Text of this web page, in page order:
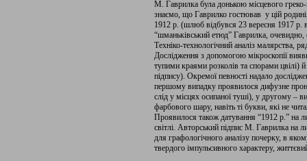
М. Гаврилка була донькою місцевого
знаємо, що Гаврилко гостював у цій
1912 р. (шлюб відбувся 23 вересня 1917
“шманьківський етюд” Гаврилка,
Техніко-технологічний аналіз малярства,
Дослідження з допомогою мікроскопії
тупими краями розколів та спорами цвілі) й
підпису). Окремої певності надало
першому випадку проявилося дифузне
слід у місцях осипаної туші), у другому –
фарбового шару, навіть ті букви, які не
Проявилося також датування “1912 р.” на
світлі. Авторський підпис М. Гаврилка на
для графологічного аналізу почерку, в
твердого імпульсивного характеру,